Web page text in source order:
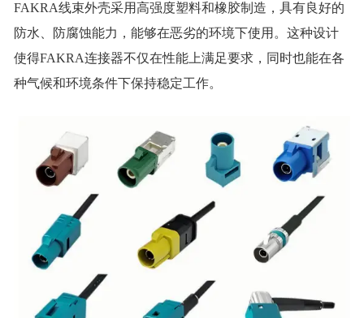
FAKRA线束外壳采用高强度塑料和橡胶制造，具有良好的
防水、防腐蚀能力，能够在恶劣的环境下使用。这种设计
使得FAKRA连接器不仅在性能上满足要求，同时也能在各
种气候和环境条件下保持稳定工作。